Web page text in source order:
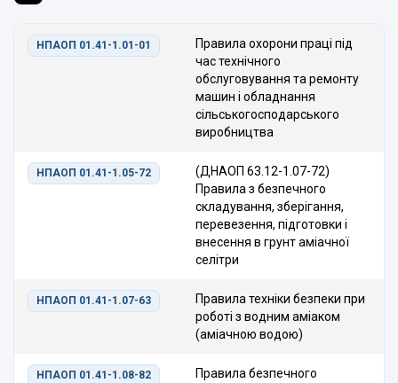
НПАОП 01.41-1.01-01
Правила охорони праці під
час технічного
обслуговування та ремонту
машин і обладнання
сільськогосподарського
виробництва
НПАОП 01.41-1.05-72
(ДНАОП 63.12-1.07-72)
Правила з безпечного
складування, зберігання,
перевезення, підготовки і
внесення в грунт аміачної
селітри
НПАОП 01.41-1.07-63
Правила техніки безпеки при
роботі з водним аміаком
(аміачною водою)
НПАОП 01.41-1.08-82
Правила безпечного